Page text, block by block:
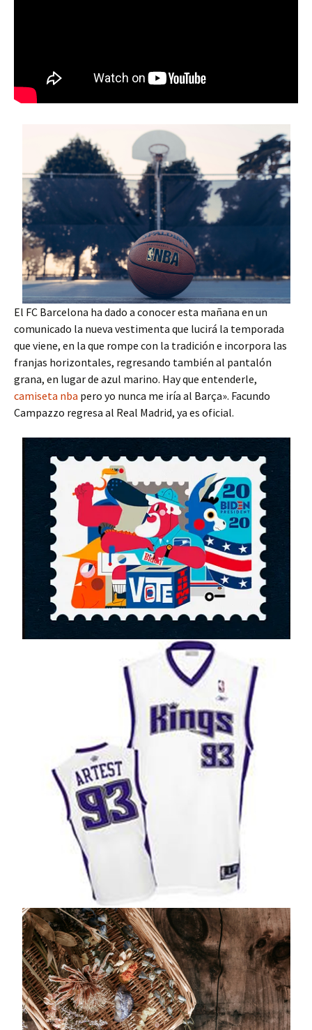
El FC Barcelona ha dado a conocer esta mañana en un
comunicado la nueva vestimenta que lucirá la temporada
que viene, en la que rompe con la tradición e incorpora las
franjas horizontales, regresando también al pantalón
grana, en lugar de azul marino. Hay que entenderle,
camiseta nba pero yo nunca me iría al Barça». Facundo
Campazzo regresa al Real Madrid, ya es oficial.